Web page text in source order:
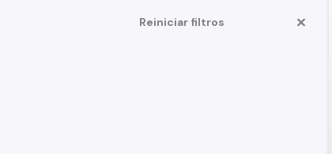
Reiniciar filtros